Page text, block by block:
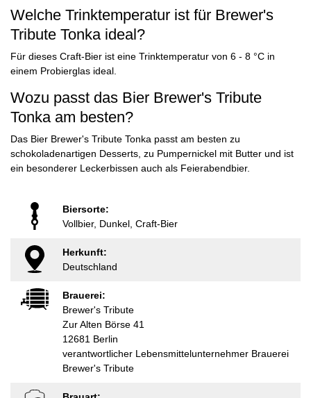
Welche Trinktemperatur ist für Brewer's
Tribute Tonka ideal?
Für dieses Craft-Bier ist eine Trinktemperatur von 6 - 8 °C in
einem Probierglas ideal.
Wozu passt das Bier Brewer's Tribute
Tonka am besten?
Das Bier Brewer's Tribute Tonka passt am besten zu
schokoladenartigen Desserts, zu Pumpernickel mit Butter und ist
ein besonderer Leckerbissen auch als Feierabendbier.
Biersorte:
Vollbier, Dunkel, Craft-Bier
Herkunft:
Deutschland
Brauerei:
Brewer's Tribute
Zur Alten Börse 41
12681 Berlin
verantwortlicher Lebensmittelunternehmer Brauerei
Brewer's Tribute